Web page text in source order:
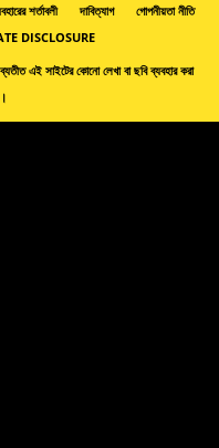
শর্তাবলী দাবিত্যাগ
গোপনীয়তা নীতি
DISCLOSURE
এই সাইটের কোনো লেখা বা ছবি ব্যবহার করা